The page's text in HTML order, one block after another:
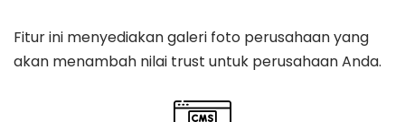
Fitur ini menyediakan galeri foto perusahaan yang
akan menambah nilai trust untuk perusahaan Anda.